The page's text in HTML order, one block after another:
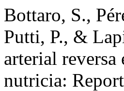
Bottaro, S.,
Putti, P., &
arterial reversa
nutricia: